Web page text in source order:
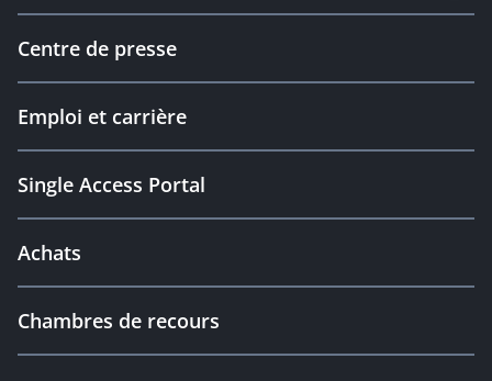
Centre de presse
Emploi et carrière
Single Access Portal
Achats
Chambres de recours